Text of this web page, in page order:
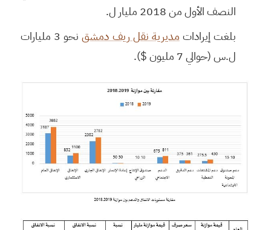
النصف الأول من 2018 مليار ل.
بلغت إيرادات مديرية نقل ريف دمشق
نحو 3 مليارات
ل.س (حوالي 7 مليون $).